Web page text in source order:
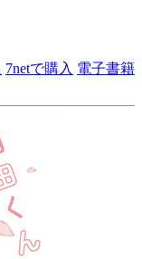
7netで購入 電子書籍